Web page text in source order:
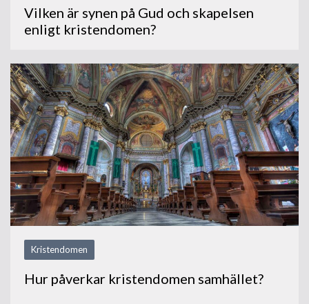
Vilken är synen på Gud och skapelsen
enligt kristendomen?
Kristendomen
Hur påverkar kristendomen samhället?